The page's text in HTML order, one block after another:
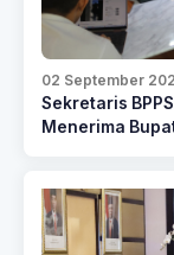
02 September
Sekretaris
Menerima